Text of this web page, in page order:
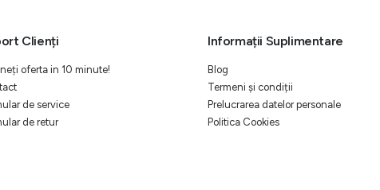
Clienți
oferta in 10 minute!
de service
de retur
Informații Suplimentare
Blog
Termeni și condiții
Prelucrarea datelor personale
Politica Cookies